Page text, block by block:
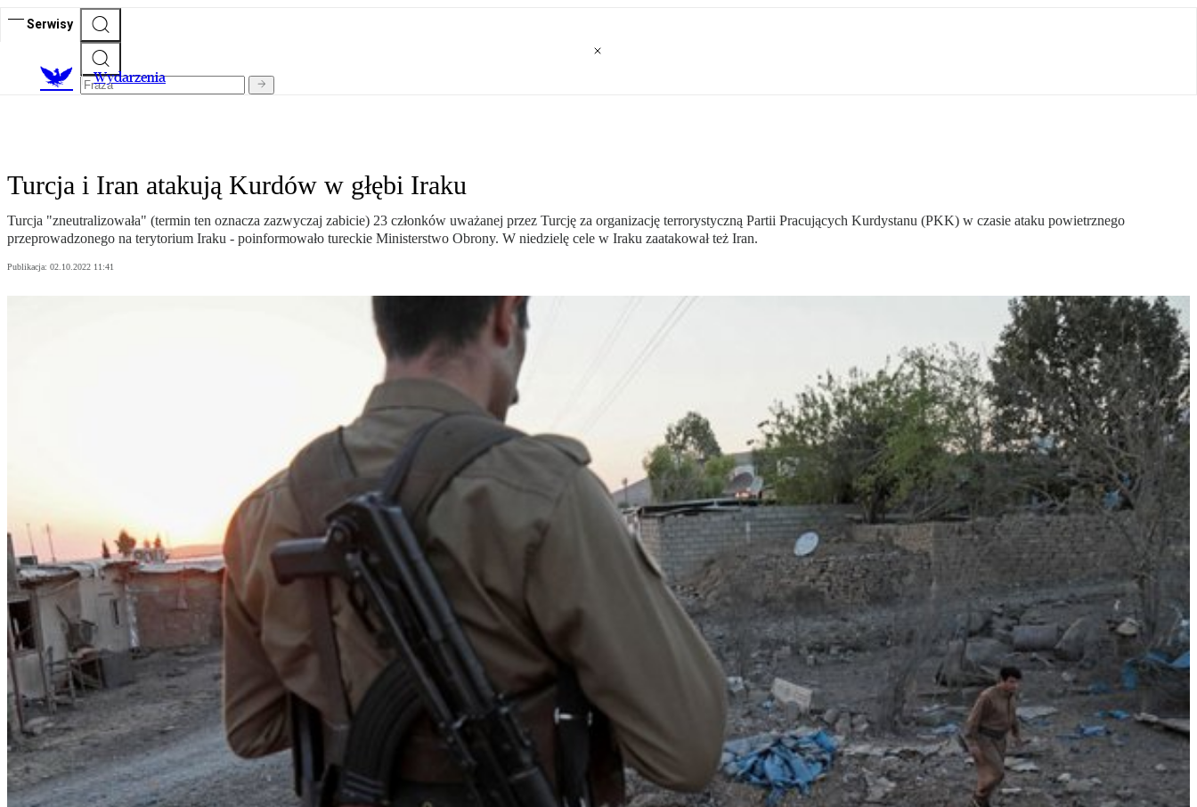
Serwisy
Wydarzenia
Turcja i Iran atakują Kurdów w głębi Iraku
Turcja "zneutralizowała" (termin ten oznacza zazwyczaj zabicie) 23 członków uważanej przez Turcję za organizację terrorystyczną Partii Pracujących Kurdystanu (PKK) w czasie ataku powietrznego
przeprowadzonego na terytorium Iraku - poinformowało tureckie Ministerstwo Obrony. W niedzielę cele w Iraku zaatakował też Iran.
Publikacja: 02.10.2022 11:41